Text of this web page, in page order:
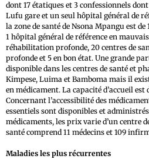
dont 17 étatiques et 3 confessionnels
Lufu gare et un seul hôpital général de
la zone de santé de Nsona Mpangu est
1 hôpital général de référence en
réhabilitation profonde, 20 centres de
profonde et 5 en bon état. Une grande
disponible dans les centres de santé et
Kimpese, Luima et Bamboma mais il
en médicament. La capacité d’accueil
Concernant l’accessibilité des
essentiels sont disponibles et
médicaments, les prix varie d’un centre
santé comprend 11 médecins et 109
Maladies les plus récurrentes